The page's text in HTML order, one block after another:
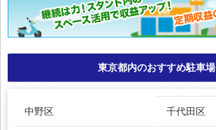
東京都内のおすすめ駐車場
中野区 千代田区